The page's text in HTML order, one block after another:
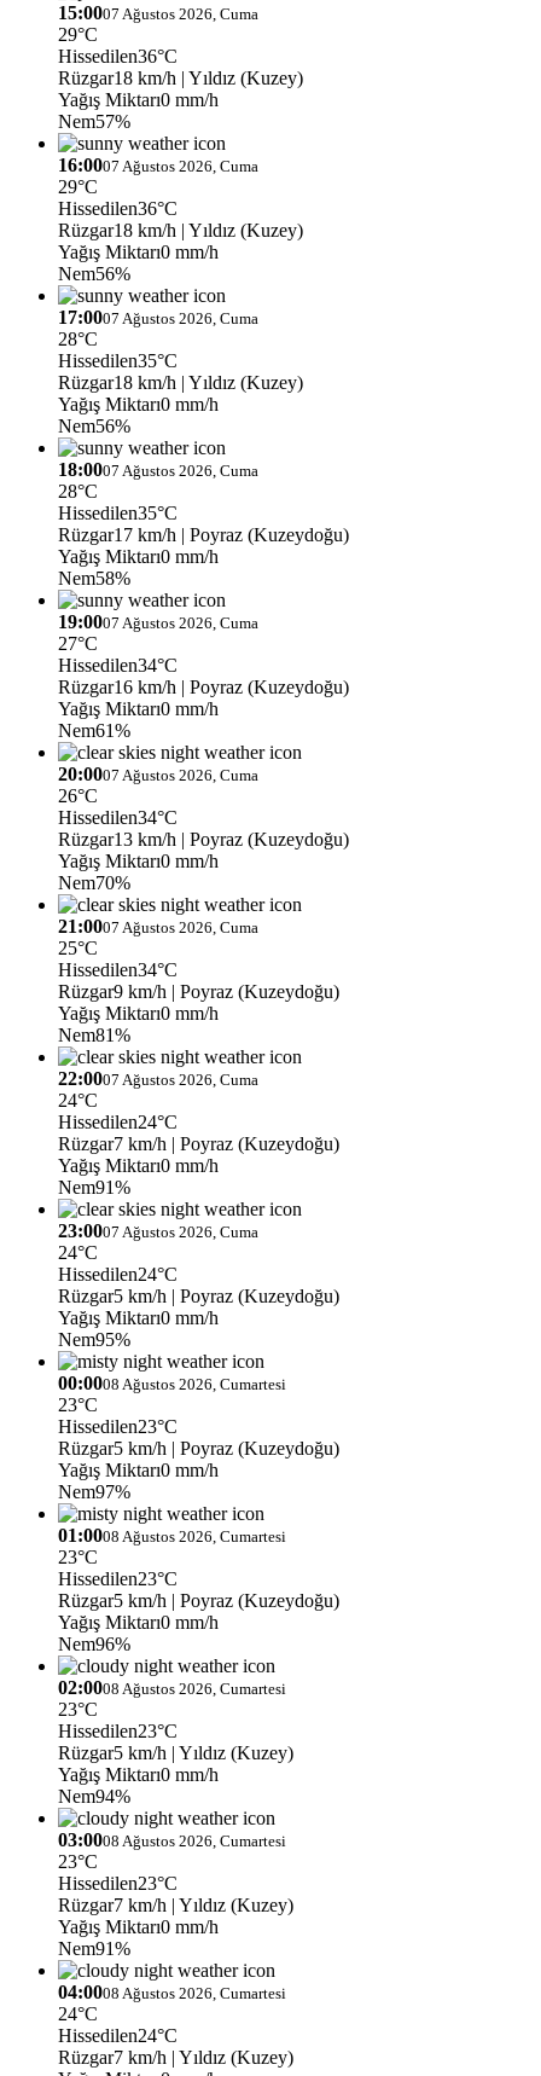
15:0007 Ağustos 2026, Cuma
29°C
Hissedilen36°C
Rüzgar18 km/h | Yıldız (Kuzey)
Yağış Miktarı0 mm/h
Nem57%
16:0007 Ağustos 2026, Cuma
29°C
Hissedilen36°C
Rüzgar18 km/h | Yıldız (Kuzey)
Yağış Miktarı0 mm/h
Nem56%
17:0007 Ağustos 2026, Cuma
28°C
Hissedilen35°C
Rüzgar18 km/h | Yıldız (Kuzey)
Yağış Miktarı0 mm/h
Nem56%
18:0007 Ağustos 2026, Cuma
28°C
Hissedilen35°C
Rüzgar17 km/h | Poyraz (Kuzeydoğu)
Yağış Miktarı0 mm/h
Nem58%
19:0007 Ağustos 2026, Cuma
27°C
Hissedilen34°C
Rüzgar16 km/h | Poyraz (Kuzeydoğu)
Yağış Miktarı0 mm/h
Nem61%
20:0007 Ağustos 2026, Cuma
26°C
Hissedilen34°C
Rüzgar13 km/h | Poyraz (Kuzeydoğu)
Yağış Miktarı0 mm/h
Nem70%
21:0007 Ağustos 2026, Cuma
25°C
Hissedilen34°C
Rüzgar9 km/h | Poyraz (Kuzeydoğu)
Yağış Miktarı0 mm/h
Nem81%
22:0007 Ağustos 2026, Cuma
24°C
Hissedilen24°C
Rüzgar7 km/h | Poyraz (Kuzeydoğu)
Yağış Miktarı0 mm/h
Nem91%
23:0007 Ağustos 2026, Cuma
24°C
Hissedilen24°C
Rüzgar5 km/h | Poyraz (Kuzeydoğu)
Yağış Miktarı0 mm/h
Nem95%
00:0008 Ağustos 2026, Cumartesi
23°C
Hissedilen23°C
Rüzgar5 km/h | Poyraz (Kuzeydoğu)
Yağış Miktarı0 mm/h
Nem97%
01:0008 Ağustos 2026, Cumartesi
23°C
Hissedilen23°C
Rüzgar5 km/h | Poyraz (Kuzeydoğu)
Yağış Miktarı0 mm/h
Nem96%
02:0008 Ağustos 2026, Cumartesi
23°C
Hissedilen23°C
Rüzgar5 km/h | Yıldız (Kuzey)
Yağış Miktarı0 mm/h
Nem94%
03:0008 Ağustos 2026, Cumartesi
23°C
Hissedilen23°C
Rüzgar7 km/h | Yıldız (Kuzey)
Yağış Miktarı0 mm/h
Nem91%
04:0008 Ağustos 2026, Cumartesi
24°C
Hissedilen24°C
Rüzgar7 km/h | Yıldız (Kuzey)